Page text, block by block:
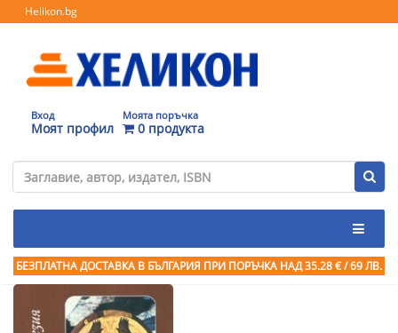
Helikon.bg
Вход
Моят профил
Моята поръчка
0 продукта
БЕЗПЛАТНА ДОСТАВКА В БЪЛГАРИЯ ПРИ ПОРЪЧКА НАД 35.28 € / 69 ЛВ.